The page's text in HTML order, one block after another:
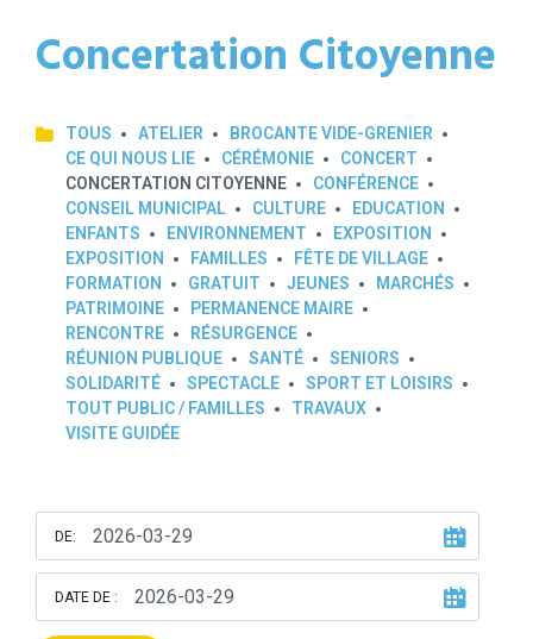
Concertation Citoyenne
TOUS ATELIER
BROCANTE VIDE-GRENIER
CE QUI NOUS LIE
CÉRÉMONIE
CONCERT
CONCERTATION CITOYENNE
CONFÉRENCE
CONSEIL MUNICIPAL
CULTURE
EDUCATION
ENFANTS
ENVIRONNEMENT
EXPOSITION
EXPOSITION
FAMILLES
FÊTE DE VILLAGE
FORMATION
GRATUIT JEUNES
MARCHÉS
PATRIMOINE
PERMANENCE MAIRE
RENCONTRE
RÉSURGENCE
RÉUNION PUBLIQUE
SANTÉ
SENIORS
SOLIDARITÉ
SPECTACLE
SPORT ET LOISIRS
TOUT PUBLIC / FAMILLES
TRAVAUX
VISITE GUIDÉE
DE:
DATE DE :